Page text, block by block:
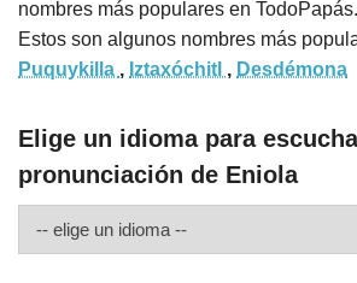
nombres más populares en TodoPapás.
Estos son algunos nombres más
Puquykilla , Iztaxóchitl , Desdémona
Elige un idioma para
pronunciación de Eniola